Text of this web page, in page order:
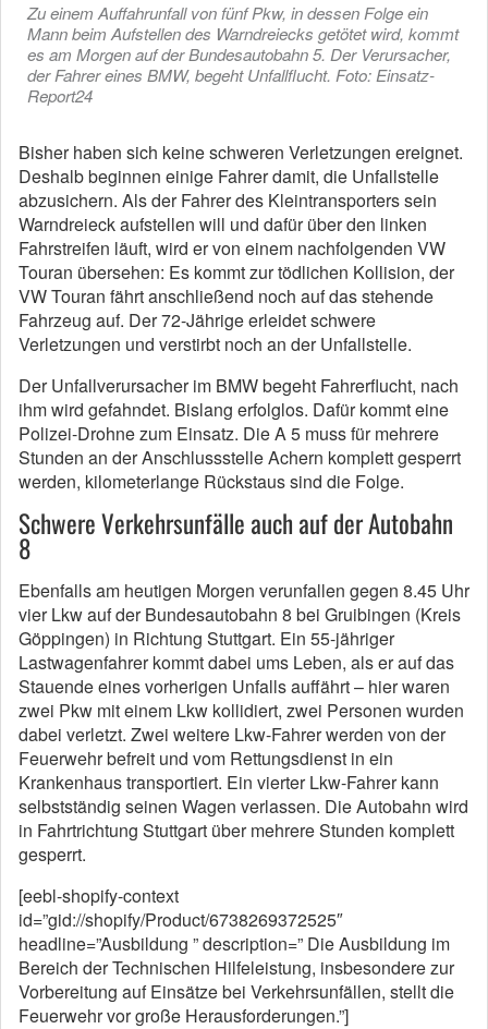
Zu einem Auffahrunfall von fünf Pkw, in dessen Folge ein
Mann beim Aufstellen des Warndreiecks getötet wird, kommt
es am Morgen auf der Bundesautobahn 5. Der Verursacher,
der Fahrer eines BMW, begeht Unfallflucht. Foto: Einsatz-
Report24
Bisher haben sich keine schweren Verletzungen ereignet.
Deshalb beginnen einige Fahrer damit, die Unfallstelle
abzusichern. Als der Fahrer des Kleintransporters sein
Warndreieck aufstellen will und dafür über den linken
Fahrstreifen läuft, wird er von einem nachfolgenden VW
Touran übersehen: Es kommt zur tödlichen Kollision, der
VW Touran fährt anschließend noch auf das stehende
Fahrzeug auf. Der 72-Jährige erleidet schwere
Verletzungen und verstirbt noch an der Unfallstelle.
Der Unfallverursacher im BMW begeht Fahrerflucht, nach
ihm wird gefahndet. Bislang erfolglos. Dafür kommt eine
Polizei-Drohne zum Einsatz. Die A 5 muss für mehrere
Stunden an der Anschlussstelle Achern komplett gesperrt
werden, kilometerlange Rückstaus sind die Folge.
Schwere Verkehrsunfälle auch auf der Autobahn
8
Ebenfalls am heutigen Morgen verunfallen gegen 8.45 Uhr
vier Lkw auf der Bundesautobahn 8 bei Gruibingen (Kreis
Göppingen) in Richtung Stuttgart. Ein 55-jähriger
Lastwagenfahrer kommt dabei ums Leben, als er auf das
Stauende eines vorherigen Unfalls auffährt – hier waren
zwei Pkw mit einem Lkw kollidiert, zwei Personen wurden
dabei verletzt. Zwei weitere Lkw-Fahrer werden von der
Feuerwehr befreit und vom Rettungsdienst in ein
Krankenhaus transportiert. Ein vierter Lkw-Fahrer kann
selbstständig seinen Wagen verlassen. Die Autobahn wird
in Fahrtrichtung Stuttgart über mehrere Stunden komplett
gesperrt.
[eebl-shopify-context
id=”gid://shopify/Product/6738269372525″
headline=”Ausbildung ” description=” Die Ausbildung im
Bereich der Technischen Hilfeleistung, insbesondere zur
Vorbereitung auf Einsätze bei Verkehrsunfällen, stellt die
Feuerwehr vor große Herausforderungen.”]